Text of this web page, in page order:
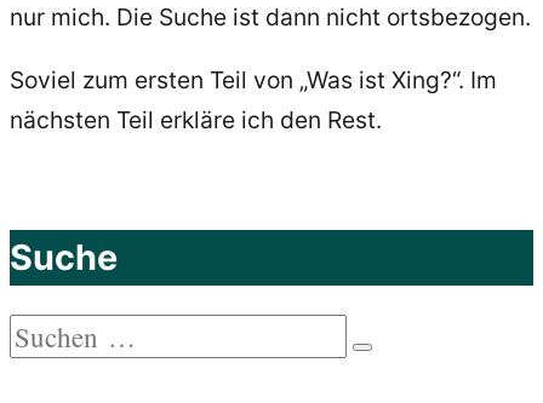
nur mich. Die Suche ist dann nicht ortsbezogen.
Soviel zum ersten Teil von „Was ist Xing?“. Im
nächsten Teil erkläre ich den Rest.
Suche
Suchen